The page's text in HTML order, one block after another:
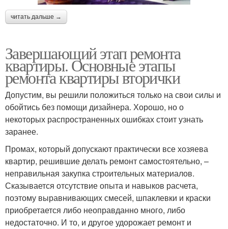
читать дальше →
Завершающий этап ремонта
квартиры. Основные этапы
ремонта квартиры вторички
Допустим, вы решили положиться только на свои силы и
обойтись без помощи дизайнера. Хорошо, но о
некоторых распространенных ошибках стоит узнать
заранее.
Промах, который допускают практически все хозяева
квартир, решившие делать ремонт самостоятельно, –
неправильная закупка строительных материалов.
Сказывается отсутствие опыта и навыков расчета,
поэтому выравнивающих смесей, шпаклевки и краски
приобретается либо неоправданно много, либо
недостаточно. И то, и другое удорожает ремонт и